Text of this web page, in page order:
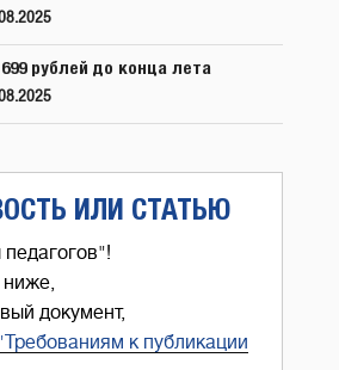
рублей до конца лета
ИЛИ СТАТЬЮ
ниже,
документ,
к публикации